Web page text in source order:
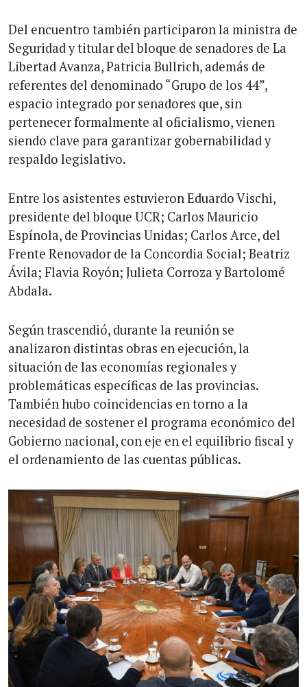
Del encuentro también participaron la ministra de
Seguridad y titular del bloque de senadores de La
Libertad Avanza, Patricia Bullrich, además de
referentes del denominado “Grupo de los 44”,
espacio integrado por senadores que, sin
pertenecer formalmente al oficialismo, vienen
siendo clave para garantizar gobernabilidad y
respaldo legislativo.
Entre los asistentes estuvieron Eduardo Vischi,
presidente del bloque UCR; Carlos Mauricio
Espínola, de Provincias Unidas; Carlos Arce, del
Frente Renovador de la Concordia Social; Beatriz
Ávila; Flavia Royón; Julieta Corroza y Bartolomé
Abdala.
Según trascendió, durante la reunión se
analizaron distintas obras en ejecución, la
situación de las economías regionales y
problemáticas específicas de las provincias.
También hubo coincidencias en torno a la
necesidad de sostener el programa económico del
Gobierno nacional, con eje en el equilibrio fiscal y
el ordenamiento de las cuentas públicas.